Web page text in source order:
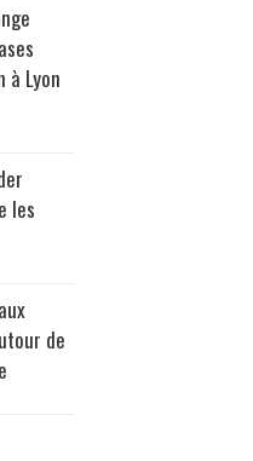
à Lyon
les
de